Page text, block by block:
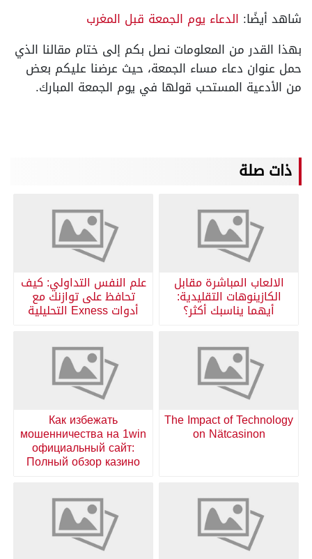
شاهد أيضًا: الدعاء يوم الجمعة قبل المغرب
بهذا القدر من المعلومات نصل بكم إلى ختام مقالنا الذي
حمل عنوان دعاء مساء الجمعة، حيث عرضنا عليكم بعض
من الأدعية المستحب قولها في يوم الجمعة المبارك.
ذات صلة
الالعاب المباشرة مقابل
الكازينوهات التقليدية:
أيهما يناسبك أكثر؟
علم النفس التداولي: كيف
تحافظ على توازنك مع
أدوات Exness التحليلية
The Impact of Technology
on Nätcasinon
Как избежать
мошенничества на 1win
официальный сайт:
Полный обзор казино